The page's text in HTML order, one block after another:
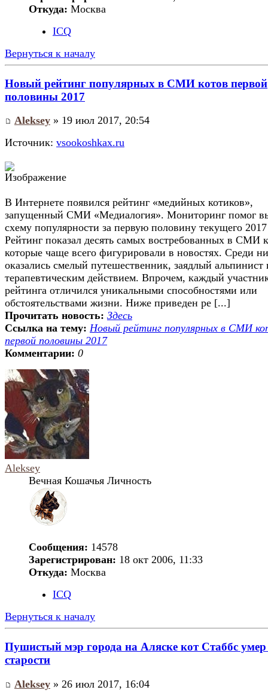
Откуда: Москва
ICQ
Вернуться к началу
Новый рейтинг популярных в СМИ котов первой
половины 2017
Aleksey » 19 июл 2017, 20:54
Источник: vsookoshkax.ru
В Интернете появился рейтинг «медийных котиков»,
запущенный СМИ «Медиалогия». Мониторинг помог
схему популярности за первую половину текущего 2017
Рейтинг показал десять самых востребованных в СМИ
которые чаще всего фигурировали в новостях. Среди
оказались смелый путешественник, заядлый альпинист
терапевтическим действием. Впрочем, каждый
рейтинга отличился уникальными способностями или
обстоятельствами жизни. Ниже приведен ре [...]
Прочитать новость: Здесь
Ссылка на тему: Новый рейтинг популярных в СМИ
первой половины 2017
Комментарии: 0
Aleksey
Вечная Кошачья Личность
Сообщения: 14578
Зарегистрирован: 18 окт 2006, 11:33
Откуда: Москва
ICQ
Вернуться к началу
Пушистый мэр города на Аляске кот Стаббс умер
старости
Aleksey » 26 июл 2017, 16:04